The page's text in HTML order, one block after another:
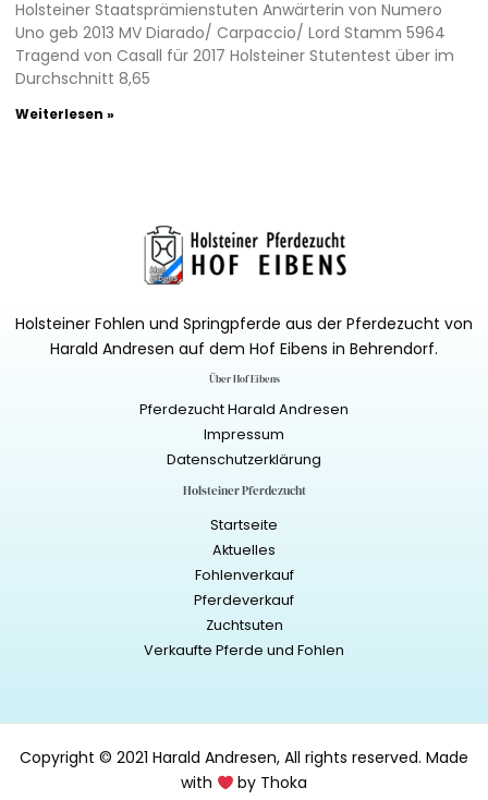
Holsteiner Staatsprämienstuten Anwärterin von Numero
Uno geb 2013 MV Diarado/ Carpaccio/ Lord Stamm 5964
Tragend von Casall für 2017 Holsteiner Stutentest über im
Durchschnitt 8,65
Weiterlesen »
Holsteiner Fohlen und Springpferde aus der Pferdezucht von
Harald Andresen auf dem Hof Eibens in Behrendorf.
Über Hof Eibens
Pferdezucht Harald Andresen
Impressum
Datenschutzerklärung
Holsteiner Pferdezucht
Startseite
Aktuelles
Fohlenverkauf
Pferdeverkauf
Zuchtsuten
Verkaufte Pferde und Fohlen
Copyright © 2021 Harald Andresen, All rights reserved. Made
with
by Thoka